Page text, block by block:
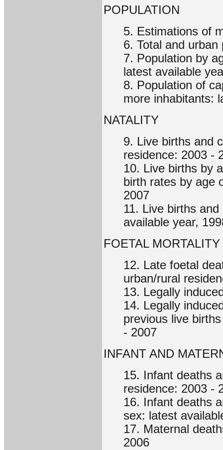
POPULATION
5. Estimations of
6. Total and
7. Population by
latest available
8. Population of
more inhabitants:
NATALITY
9. Live births and
residence: 2003 -
10. Live births by
birth rates by age
2007
11. Live births
available year,
FOETAL MORTALITY
12. Late foetal
urban/rural
13. Legally
14. Legally
previous live
- 2007
INFANT AND
15. Infant deaths
residence: 2003 -
16. Infant deaths
sex: latest
17. Maternal
2006